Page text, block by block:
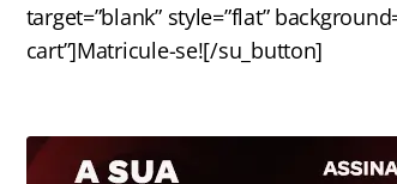
target=”blank” style=”flat”
cart”]Matricule-se![/su_button]